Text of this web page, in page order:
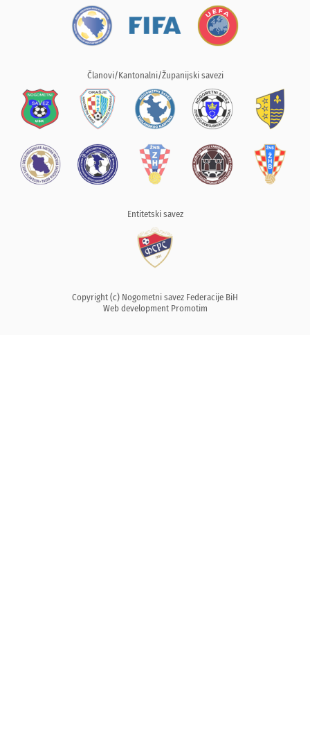
Članovi/Kantonalni/Županijski savezi
Entitetski savez
Copyright (c) Nogometni savez Federacije BiH
Web development Promotim